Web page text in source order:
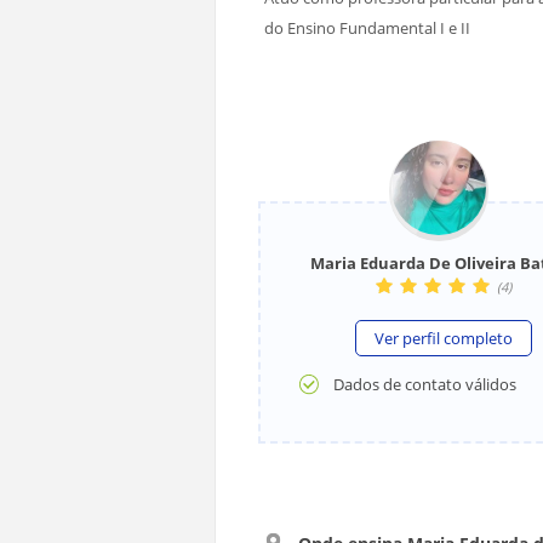
do Ensino Fundamental I e II
Maria Eduarda De Oliveira
(4)
Ver perfil completo
Dados de contato válidos